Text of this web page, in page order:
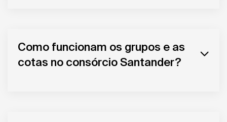
Como funcionam os grupos e as
cotas no consórcio Santander?